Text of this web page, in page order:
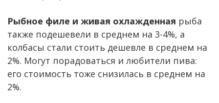
Рыбное филе и живая охлажденная рыба
также подешевели в среднем на 3-4%, а
колбасы стали стоить дешевле в среднем на
2%. Могут порадоваться и любители пива:
его стоимость тоже снизилась в среднем на
2%.